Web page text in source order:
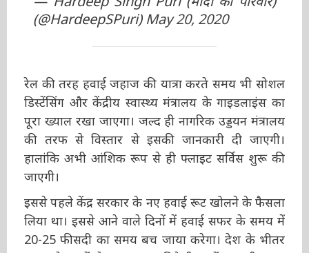
— Hardeep Singh Puri (मोदी का परिवार)
(@HardeepSPuri) May 20, 2020
रेल की तरह हवाई जहाज की यात्रा करते समय भी
सोशल डिस्टेंसिंग और केंद्रीय स्वास्थ्य मंत्रालय के
गाइडलाइंस का पूरा ख्याल रखा जाएगा। जल्द ही
नागरिक उड्डयन मंत्रालय की तरफ से विस्तार से इसकी
जानकारी दी जाएगी। हालांकि अभी आंशिक रूप से ही
फ्लाइट सर्विस शुरू की जाएगी।
इससे पहले केंद्र सरकार के नए हवाई रूट खोलने के
फैसला लिया था। इससे आने वाले दिनों में हवाई सफर के
समय में 20-25 फीसदी का समय बच जाया करेगा। देश